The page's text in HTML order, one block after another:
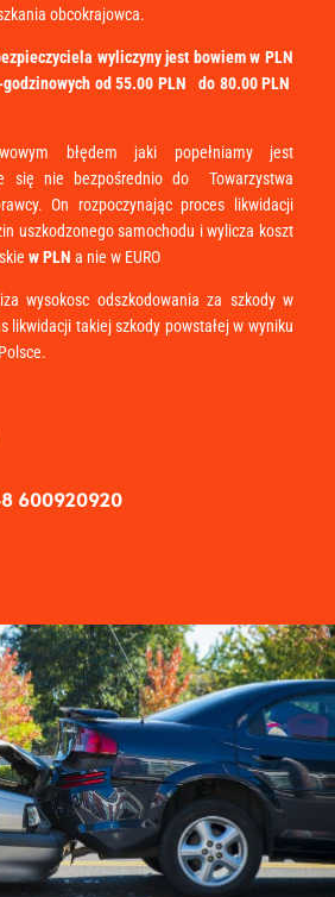
obcokrajowca.
wyliczyny jest bowiem w PLN
od 55.00 PLN do 80.00 PLN
błędem jaki popełniamy jest
się nie bezpośrednio do Towarzystwa
On rozpoczynając proces likwidacji
uszkodzonego samochodu i wylicza koszt
w PLN a nie w EURO
wysokosc odszkodowania za szkody w
likwidacji takiej szkody powstałej w wyniku
600920920